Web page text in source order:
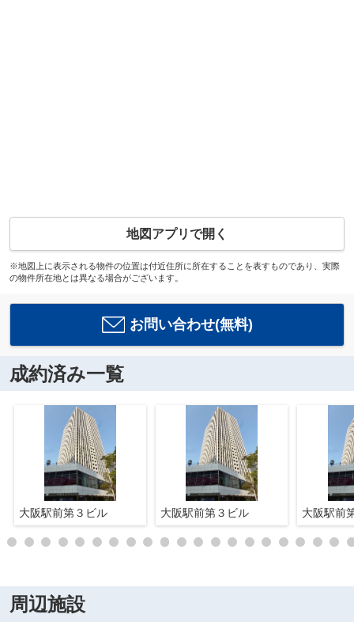
地図アプリで開く
※地図上に表示される物件の位置は付近住所に所在することを表すものであり、実際
の物件所在地とは異なる場合がございます。
お問い合わせ(無料)
成約済み一覧
大阪駅前第３ビル 大阪駅前第３ビル 大阪駅前
周辺施設